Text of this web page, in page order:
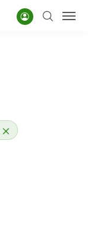
AccountZoeken